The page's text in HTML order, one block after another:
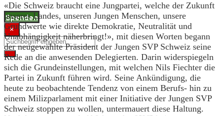
Spenden
×
«Die Schweiz braucht eine Jungpartei, welche der Zukunft
unseres Landes, unseren Jungen Menschen, unsere
Grundwerte wie direkte Demokratie, Neutralität und
Unabhängigkeit näherbringt!», mit diesen Worten begann
der neugewählte Präsident der Jungen SVP Schweiz seine
Rede an die anwesenden Delegierten. Darin widerspiegeln
sich die Grundeinstellungen, mit welchen Nils Fiechter die
Partei in Zukunft führen wird. Seine Ankündigung, die
heute zu beobachtende Tendenz von einem Berufs- hin zu
einem Milizparlament mit einer Initiative der Jungen SVP
Schweiz stoppen zu wollen, untermauert diese Haltung.